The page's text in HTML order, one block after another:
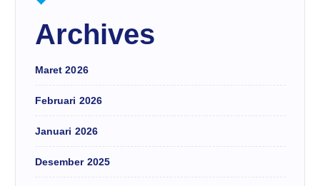
Archives
Maret 2026
Februari 2026
Januari 2026
Desember 2025